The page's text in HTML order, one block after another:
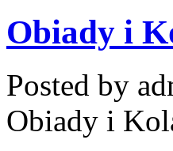
Obiady i
Posted by
Obiady i